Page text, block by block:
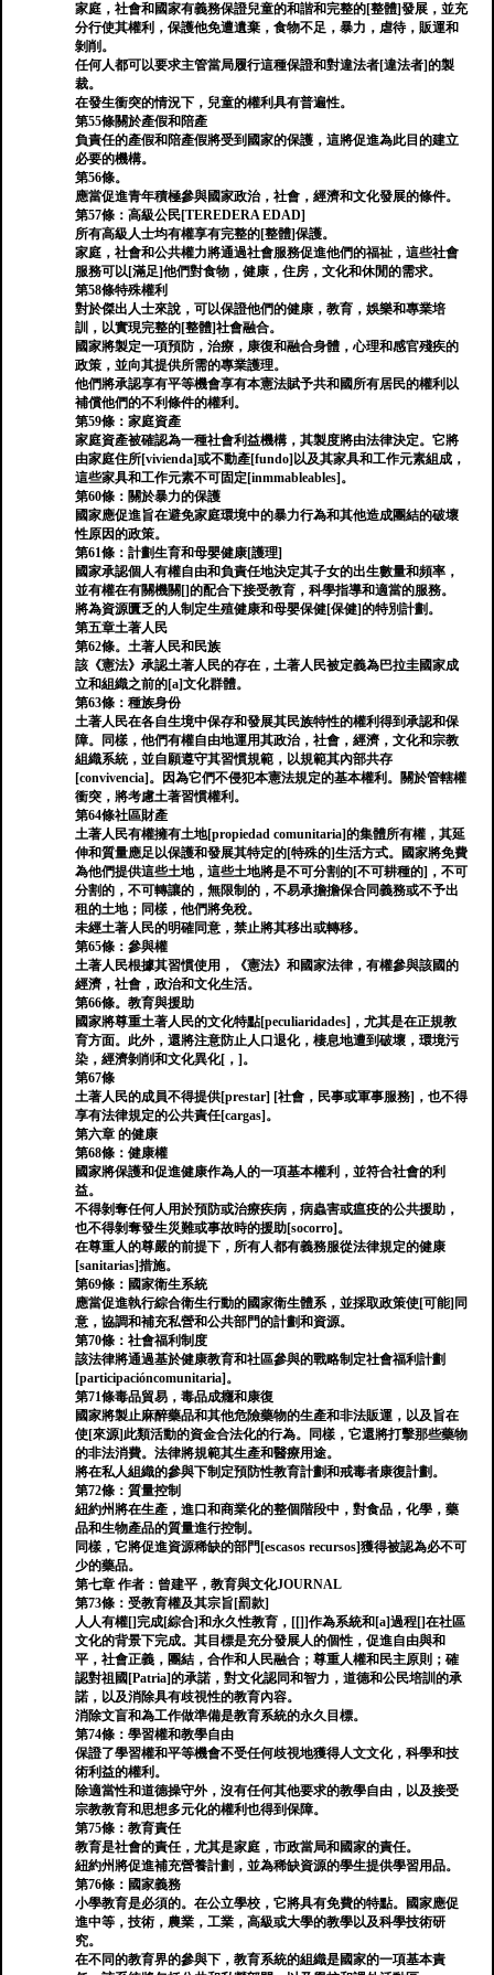
家庭，社會和國家有義務保證兒童的和諧和完整的[整體]發展，並充
分行使其權利，保護他免遭遺棄，食物不足，暴力，虐待，販運和
剝削。
任何人都可以要求主管當局履行這種保證和對違法者[違法者]的製
裁。
在發生衝突的情況下，兒童的權利具有普遍性。
第55條關於產假和陪產
負責任的產假和陪產假將受到國家的保護，這將促進為此目的建立
必要的機構。
第56條。
應當促進青年積極參與國家政治，社會，經濟和文化發展的條件。
第57條：高級公民[TEREDERA EDAD]
所有高級人士均有權享有完整的[整體]保護。
家庭，社會和公共權力將通過社會服務促進他們的福祉，這些社會
服務可以[滿足]他們對食物，健康，住房，文化和休閒的需求。
第58條特殊權利
對於傑出人士來說，可以保證他們的健康，教育，娛樂和專業培
訓，以實現完整的[整體]社會融合。
國家將製定一項預防，治療，康復和融合身體，心理和感官殘疾的
政策，並向其提供所需的專業護理。
他們將承認享有平等機會享有本憲法賦予共和國所有居民的權利以
補償他們的不利條件的權利。
第59條：家庭資產
家庭資產被確認為一種社會利益機構，其製度將由法律決定。它將
由家庭住所[vivienda]或不動產[fundo]以及其家具和工作元素組成，
這些家具和工作元素不可固定[inmmableables]。
第60條：關於暴力的保護
國家應促進旨在避免家庭環境中的暴力行為和其他造成團結的破壞
性原因的政策。
第61條：計劃生育和母嬰健康[護理]
國家承認個人有權自由和負責任地決定其子女的出生數量和頻率，
並有權在有關機關[]的配合下接受教育，科學指導和適當的服務。
將為資源匱乏的人制定生殖健康和母嬰保健[保健]的特別計劃。
第五章土著人民
第62條。土著人民和民族
該《憲法》承認土著人民的存在，土著人民被定義為巴拉圭國家成
立和組織之前的[a]文化群體。
第63條：種族身份
土著人民在各自生境中保存和發展其民族特性的權利得到承認和保
障。同樣，他們有權自由地運用其政治，社會，經濟，文化和宗教
組織系統，並自願遵守其習慣規範，以規範其內部共存
[convivencia]。因為它們不侵犯本憲法規定的基本權利。關於管轄權
衝突，將考慮土著習慣權利。
第64條社區財產
土著人民有權擁有土地[propiedad comunitaria]的集體所有權，其延
伸和質量應足以保護和發展其特定的[特殊的]生活方式。國家將免費
為他們提供這些土地，這些土地將是不可分割的[不可耕種的]，不可
分割的，不可轉讓的，無限制的，不易承擔擔保合同義務或不予出
租的土地；同樣，他們將免稅。
未經土著人民的明確同意，禁止將其移出或轉移。
第65條：參與權
土著人民根據其習慣使用，《憲法》和國家法律，有權參與該國的
經濟，社會，政治和文化生活。
第66條。教育與援助
國家將尊重土著人民的文化特點[peculiaridades]，尤其是在正規教
育方面。此外，還將注意防止人口退化，棲息地遭到破壞，環境污
染，經濟剝削和文化異化[，]。
第67條
土著人民的成員不得提供[prestar] [社會，民事或軍事服務]，也不得
享有法律規定的公共責任[cargas]。
第六章 的健康
第68條：健康權
國家將保護和促進健康作為人的一項基本權利，並符合社會的利
益。
不得剝奪任何人用於預防或治療疾病，病蟲害或瘟疫的公共援助，
也不得剝奪發生災難或事故時的援助[socorro]。
在尊重人的尊嚴的前提下，所有人都有義務服從法律規定的健康
[sanitarias]措施。
第69條：國家衛生系統
應當促進執行綜合衛生行動的國家衛生體系，並採取政策使[可能]同
意，協調和補充私營和公共部門的計劃和資源。
第70條：社會福利制度
該法律將通過基於健康教育和社區參與的戰略制定社會福利計劃
[participacióncomunitaria]。
第71條毒品貿易，毒品成癮和康復
國家將製止麻醉藥品和其他危險藥物的生產和非法販運，以及旨在
使[來源]此類活動的資金合法化的行為。同樣，它還將打擊那些藥物
的非法消費。法律將規範其生產和醫療用途。
將在私人組織的參與下制定預防性教育計劃和戒毒者康復計劃。
第72條：質量控制
紐約州將在生產，進口和商業化的整個階段中，對食品，化學，藥
品和生物產品的質量進行控制。
同樣，它將促進資源稀缺的部門[escasos recursos]獲得被認為必不可
少的藥品。
第七章 作者：曾建平，教育與文化JOURNAL
第73條：受教育權及其宗旨[罰款]
人人有權[]完成[綜合]和永久性教育，[[]]作為系統和[a]過程[]在社區
文化的背景下完成。其目標是充分發展人的個性，促進自由與和
平，社會正義，團結，合作和人民融合；尊重人權和民主原則；確
認對祖國[Patria]的承諾，對文化認同和智力，道德和公民培訓的承
諾，以及消除具有歧視性的教育內容。
消除文盲和為工作做準備是教育系統的永久目標。
第74條：學習權和教學自由
保證了學習權和平等機會不受任何歧視地獲得人文文化，科學和技
術利益的權利。
除適當性和道德操守外，沒有任何其他要求的教學自由，以及接受
宗教教育和思想多元化的權利也得到保障。
第75條：教育責任
教育是社會的責任，尤其是家庭，市政當局和國家的責任。
紐約州將促進補充營養計劃，並為稀缺資源的學生提供學習用品。
第76條：國家義務
小學教育是必須的。在公立學校，它將具有免費的特點。國家應促
進中等，技術，農業，工業，高級或大學的教學以及科學技術研
究。
在不同的教育界的參與下，教育系統的組織是國家的一項基本責